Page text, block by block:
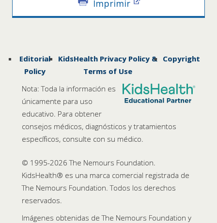
Imprimir
Editorial
Policy
KidsHealth Privacy Policy &
Terms of Use
Copyright
Nota: Toda la información es
únicamente para uso
educativo. Para obtener
consejos médicos, diagnósticos y tratamientos
específicos, consulte con su médico.
© 1995-2026 The Nemours Foundation.
KidsHealth® es una marca comercial registrada de
The Nemours Foundation. Todos los derechos
reservados.
Imágenes obtenidas de The Nemours Foundation y